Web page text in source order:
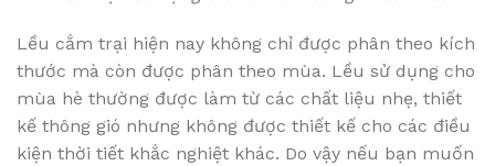
Lều cắm trại hiện nay không chỉ được phân theo kích
thước mà còn được phân theo mùa. Lều sử dụng cho
mùa hè thường được làm từ các chất liệu nhẹ, thiết
kế thông gió nhưng không được thiết kế cho các điều
kiện thời tiết khắc nghiệt khác. Do vậy nếu bạn muốn